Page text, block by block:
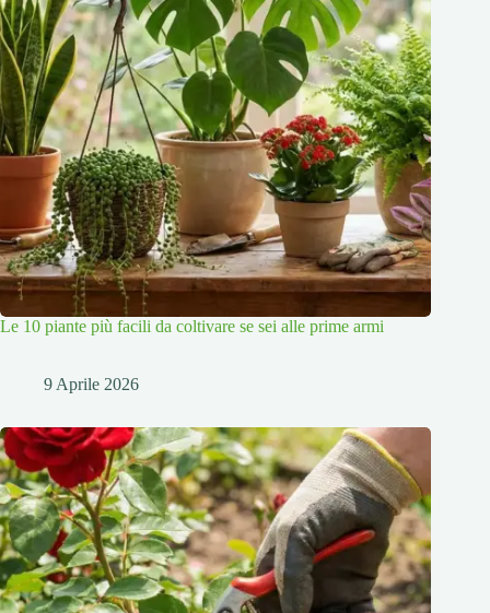
Le 10 piante più facili da coltivare se sei alle prime armi
9 Aprile 2026